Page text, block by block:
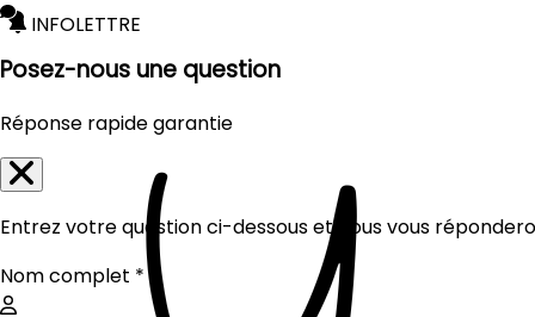
INFOLETTRE
Posez-nous une question
Réponse rapide garantie
Entrez votre question ci-dessous et nous vous
Nom complet *